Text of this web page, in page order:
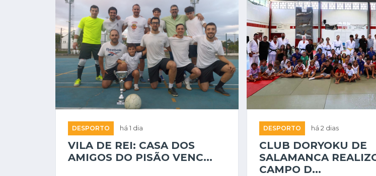
DESPORTO há 1 dia
VILA DE REI: CASA DOS
AMIGOS DO PISÃO VENC...
DESPORTO há 2 dias
CLUB DORYOKU DE
SALAMANCA
CAMPO D...